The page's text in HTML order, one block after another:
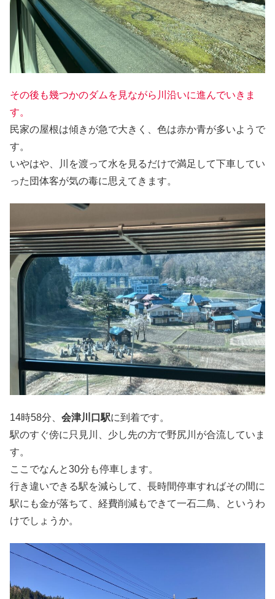
その後も幾つかのダムを見ながら川沿いに進んでいきま
す。
民家の屋根は傾きが急で大きく、色は赤か青が多いようで
す。
いやはや、川を渡って水を見るだけで満足して下車してい
った団体客が気の毒に思えてきます。
14時58分、 会津川口駅に到着です。
駅のすぐ傍に只見川、少し先の方で野尻川が合流していま
す。
ここでなんと30分も停車します。
行き違いできる駅を減らして、長時間停車すればその間に
駅にも金が落ちて、経費削減もできて一石二鳥、というわ
けでしょうか。